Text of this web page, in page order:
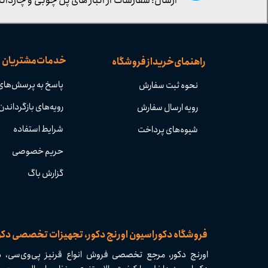
​​فروشگاه دکوراسیون اورنج دکور، تجهیزات تخصصی
راهنمای خرید از فروشگاه
نحوه ثبت سفارش
رویه ارسال سفارش
شیوه‌های پرداخت
خدمات مشتریان
پاسخ به
رویه‌های
شرایط استفاده
حریم خصوصی
گزارش باگ
اورنج دکور، مرجع تخصصی فروش انواع قرنیز پی‌وی‌سی،